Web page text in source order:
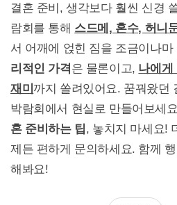
결혼 준비, 생각보다 훨씬 신경
람회를 통해 스드메, 혼수, 허니
서 어깨에 얹힌 짐을 조금이나
리적인 가격 은 물론이고, 나에게
재미 까지 쏠려있어요. 꿈꿔왔던
박람회에서 현실로 만들어보세
혼 준비하는 팁, 놓치지 마세요!
제든 편하게 문의하세요. 함께
해봐요!